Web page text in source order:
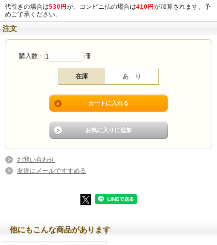
代引きの場合は530円 が、コンビニ払の場合は410円 が加算されます。予
めご了承ください。
注文
購入数： 冊
在庫 あ り
お問い合わせ
友達にメールですすめる
他にもこんな商品があります